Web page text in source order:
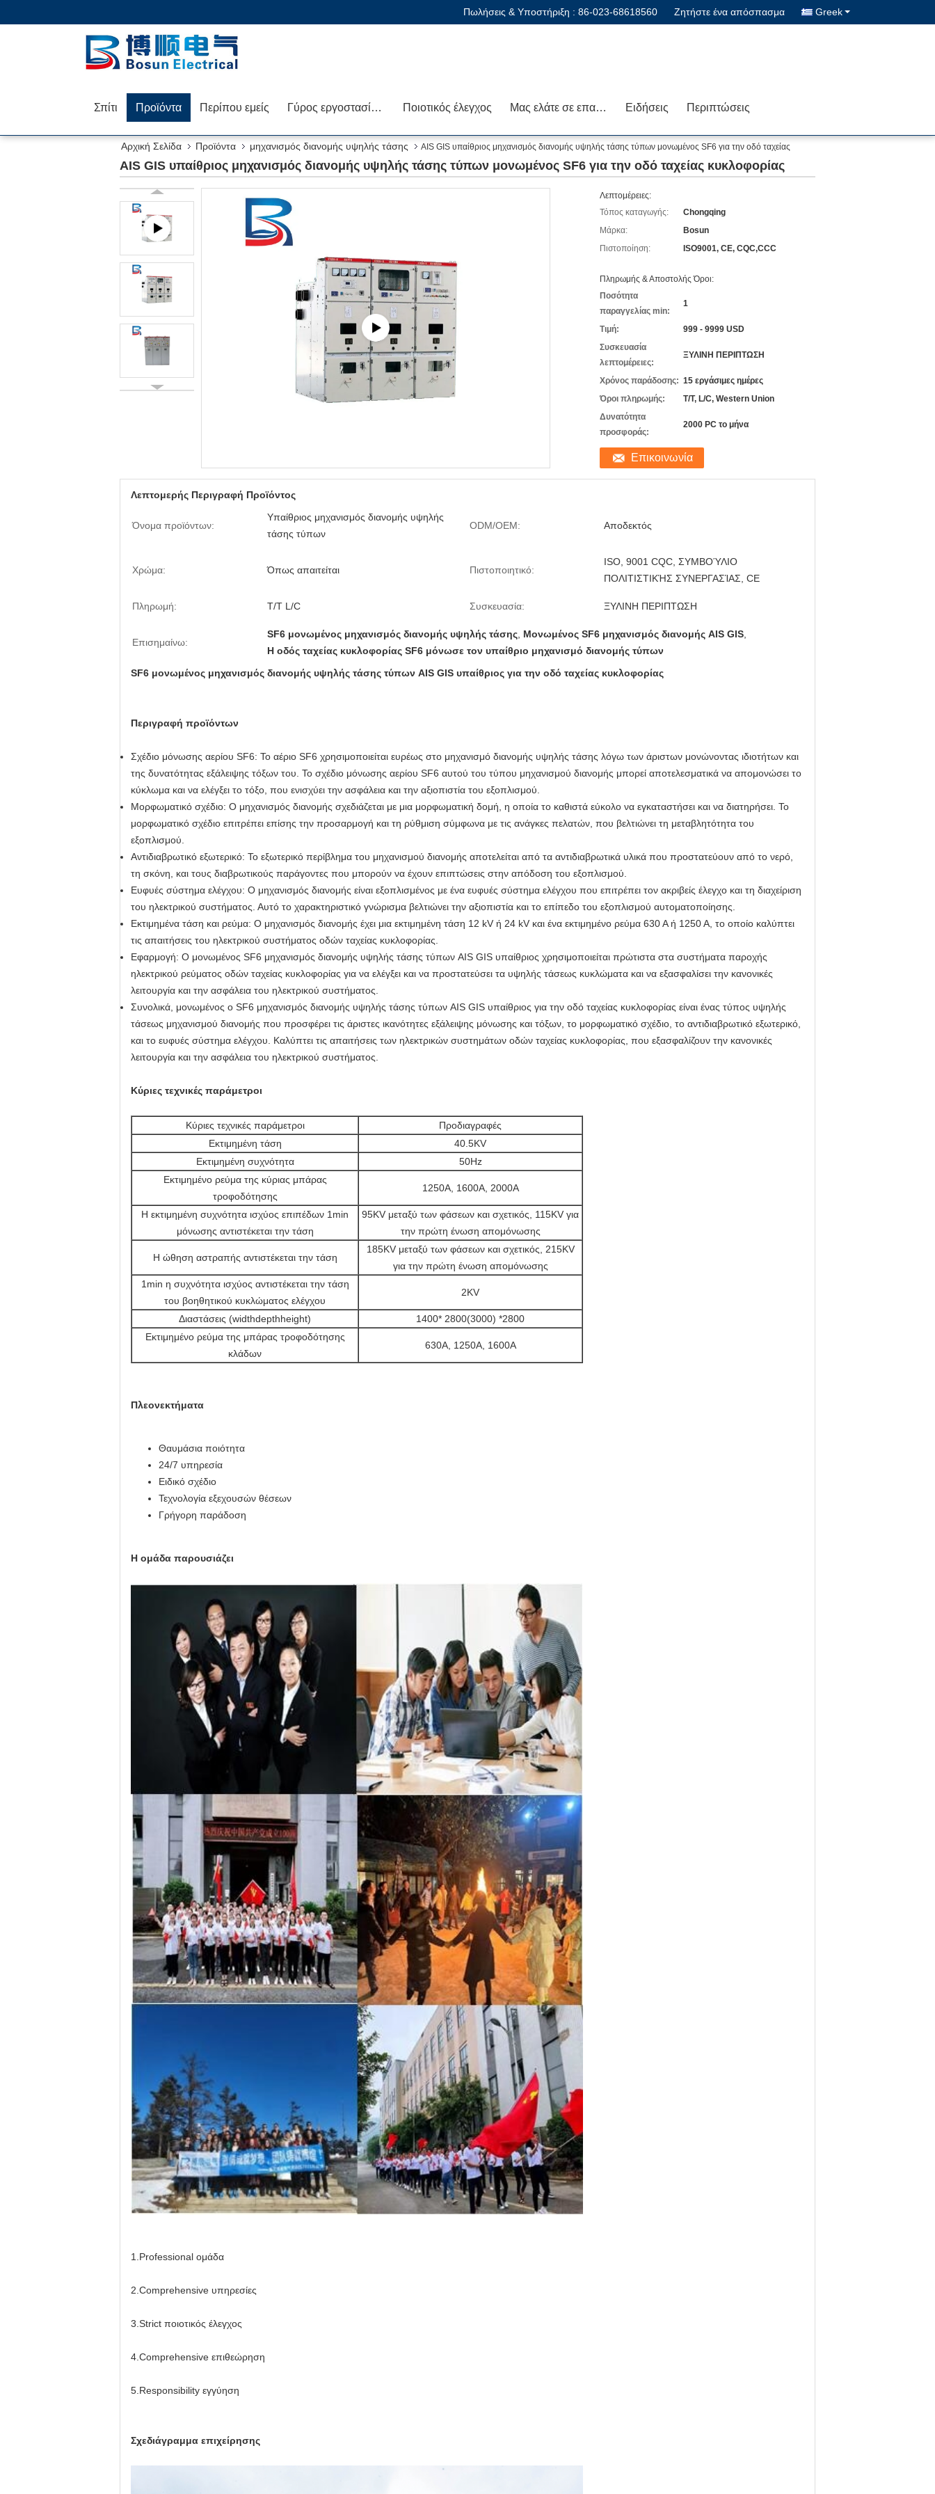
Πωλήσεις & Υποστήριξη : 86-023-68618560 Ζητήστε ένα απόσπασμα Greek
Σπίτι Προϊόντα Περίπου εμείς Γύρος εργοστασίων Ποιοτικός έλεγχος Μας ελάτε σε επαφή με Ειδήσεις Περιπτώσεις
Αρχική Σελίδα Προϊόντα μηχανισμός διανομής υψηλής τάσης
AIS GIS υπαίθριος μηχανισμός διανομής υψηλής τάσης τύπων μονωμένος SF6 για την οδό ταχείας
κυκλοφορίας
AIS GIS υπαίθριος μηχανισμός διανομής υψηλής τάσης τύπων μονωμένος SF6 για την οδό ταχείας κυκλοφορίας
Λεπτομέρειες:
Τόπος καταγωγής:
Chongqing
Μάρκα:
Bosun
Πιστοποίηση:
ISO9001, CE, CQC,CCC
Πληρωμής & Αποστολής Όροι:
Ποσότητα
παραγγελίας min:
1
Τιμή:
999 - 9999 USD
Συσκευασία
λεπτομέρειες:
ΞΥΛΙΝΗ ΠΕΡΙΠΤΩΣΗ
Χρόνος παράδοσης: 15 εργάσιμες ημέρες
Όροι πληρωμής:
T/T, L/C, Western Union
Δυνατότητα
προσφοράς:
2000 PC το μήνα
Επικοινωνία
Λεπτομερής Περιγραφή Προϊόντος
Όνομα προϊόντων:
Υπαίθριος μηχανισμός διανομής υψηλής
τάσης τύπων
ODM/OEM: Αποδεκτός
Χρώμα: Όπως απαιτείται Πιστοποιητικό:
ISO, 9001 CQC, ΣΥΜΒΟΎΛΙΟ
ΠΟΛΙΤΙΣΤΙΚΉΣ ΣΥΝΕΡΓΑΣΊΑΣ, CE
Πληρωμή: T/T L/C Συσκευασία: ΞΥΛΙΝΗ ΠΕΡΙΠΤΩΣΗ
Επισημαίνω:
SF6 μονωμένος μηχανισμός διανομής υψηλής τάσης Μονωμένος SF6 μηχανισμός διανομής AIS GIS
Η οδός ταχείας κυκλοφορίας SF6 μόνωσε τον υπαίθριο μηχανισμό διανομής τύπων
SF6 μονωμένος μηχανισμός διανομής υψηλής τάσης τύπων AIS GIS υπαίθριος για την οδό ταχείας κυκλοφορίας
Περιγραφή προϊόντων
Σχέδιο μόνωσης αερίου SF6: Το αέριο SF6 χρησιμοποιείται ευρέως στο μηχανισμό διανομής υψηλής τάσης λόγω των άριστων μονώνοντας ιδιοτήτων και
της δυνατότητας εξάλειψης τόξων του. Το σχέδιο μόνωσης αερίου SF6 αυτού του τύπου μηχανισμού διανομής μπορεί αποτελεσματικά να απομονώσει το
κύκλωμα και να ελέγξει το τόξο, που ενισχύει την ασφάλεια και την αξιοπιστία του εξοπλισμού.
Μορφωματικό σχέδιο: Ο μηχανισμός διανομής σχεδιάζεται με μια μορφωματική δομή, η οποία το καθιστά εύκολο να εγκαταστήσει και να διατηρήσει. Το
μορφωματικό σχέδιο επιτρέπει επίσης την προσαρμογή και τη ρύθμιση σύμφωνα με τις ανάγκες πελατών, που βελτιώνει τη μεταβλητότητα του
εξοπλισμού.
Αντιδιαβρωτικό εξωτερικό: Το εξωτερικό περίβλημα του μηχανισμού διανομής αποτελείται από τα αντιδιαβρωτικά υλικά που προστατεύουν από το νερό,
τη σκόνη, και τους διαβρωτικούς παράγοντες που μπορούν να έχουν επιπτώσεις στην απόδοση του εξοπλισμού.
Ευφυές σύστημα ελέγχου: Ο μηχανισμός διανομής είναι εξοπλισμένος με ένα ευφυές σύστημα ελέγχου που επιτρέπει τον ακριβείς έλεγχο και τη διαχείριση
του ηλεκτρικού συστήματος. Αυτό το χαρακτηριστικό γνώρισμα βελτιώνει την αξιοπιστία και το επίπεδο του εξοπλισμού αυτοματοποίησης.
Εκτιμημένα τάση και ρεύμα: Ο μηχανισμός διανομής έχει μια εκτιμημένη τάση 12 kV ή 24 kV και ένα εκτιμημένο ρεύμα 630 Α ή 1250 Α, το οποίο καλύπτει
τις απαιτήσεις του ηλεκτρικού συστήματος οδών ταχείας κυκλοφορίας.
Εφαρμογή: Ο μονωμένος SF6 μηχανισμός διανομής υψηλής τάσης τύπων AIS GIS υπαίθριος χρησιμοποιείται πρώτιστα στα συστήματα παροχής
ηλεκτρικού ρεύματος οδών ταχείας κυκλοφορίας για να ελέγξει και να προστατεύσει τα υψηλής τάσεως κυκλώματα και να εξασφαλίσει την κανονικές
λειτουργία και την ασφάλεια του ηλεκτρικού συστήματος.
Συνολικά, μονωμένος ο SF6 μηχανισμός διανομής υψηλής τάσης τύπων AIS GIS υπαίθριος για την οδό ταχείας κυκλοφορίας είναι ένας τύπος υψηλής
τάσεως μηχανισμού διανομής που προσφέρει τις άριστες ικανότητες εξάλειψης μόνωσης και τόξων, το μορφωματικό σχέδιο, το αντιδιαβρωτικό εξωτερικό,
και το ευφυές σύστημα ελέγχου. Καλύπτει τις απαιτήσεις των ηλεκτρικών συστημάτων οδών ταχείας κυκλοφορίας, που εξασφαλίζουν την κανονικές
λειτουργία και την ασφάλεια του ηλεκτρικού συστήματος.
Κύριες τεχνικές παράμετροι
Κύριες τεχνικές παράμετροι
Προδιαγραφές
Εκτιμημένη τάση
40.5KV
Εκτιμημένη συχνότητα
50Hz
Εκτιμημένο ρεύμα της κύριας μπάρας
τροφοδότησης
1250A, 1600A, 2000A
Η εκτιμημένη συχνότητα ισχύος επιπέδων 1min
μόνωσης αντιστέκεται την τάση
95KV μεταξύ των φάσεων και σχετικός, 115KV για
την πρώτη ένωση απομόνωσης
Η ώθηση αστραπής αντιστέκεται την τάση
185KV μεταξύ των φάσεων και σχετικός, 215KV
για την πρώτη ένωση απομόνωσης
1min η συχνότητα ισχύος αντιστέκεται την τάση
του βοηθητικού κυκλώματος ελέγχου
2KV
Διαστάσεις (widthdepthheight)
1400* 2800(3000) *2800
Εκτιμημένο ρεύμα της μπάρας τροφοδότησης
κλάδων
630A, 1250A, 1600A
Πλεονεκτήματα
Θαυμάσια ποιότητα
24/7 υπηρεσία
Ειδικό σχέδιο
Τεχνολογία εξεχουσών θέσεων
Γρήγορη παράδοση
Η ομάδα παρουσιάζει
1.Professional ομάδα
2.Comprehensive υπηρεσίες
3.Strict ποιοτικός έλεγχος
4.Comprehensive επιθεώρηση
5.Responsibility εγγύηση
Σχεδιάγραμμα επιχείρησης